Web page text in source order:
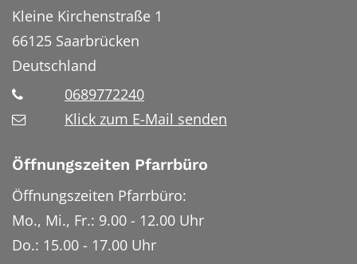
Kleine Kirchenstraße 1
66125 Saarbrücken
Deutschland
0689772240
Klick zum E-Mail senden
Öffnungszeiten Pfarrbüro
Öffnungszeiten Pfarrbüro:
Mo., Mi., Fr.: 9.00 - 12.00 Uhr
Do.: 15.00 - 17.00 Uhr